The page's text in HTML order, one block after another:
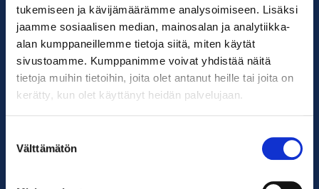
tukemiseen ja kävijämäärämme analysoimiseen. Lisäksi
jaamme sosiaalisen median, mainosalan ja analytiikka-
alan kumppaneillemme tietoja siitä, miten käytät
sivustoamme. Kumppanimme voivat yhdistää näitä
tietoja muihin tietoihin, joita olet antanut heille tai joita on
kerätty, kun olet käyttänyt heidän palvelujaan.
valinta
Välttämätön
Suomen ympäristöopisto SYKLI
050 529 6428